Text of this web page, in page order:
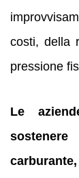
costi, della
pressione
Le